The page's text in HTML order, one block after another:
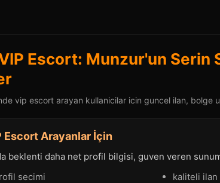
Escort: Munzur'un Serin
vip escort arayan kullanicilar icin guncel ilan, bolge
Escort Arayanlar İçin
beklenti daha net profil bilgisi, guven veren
secimi
kaliteli ilan